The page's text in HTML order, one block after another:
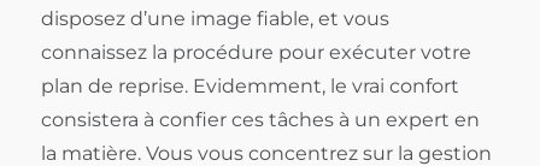
disposez d’une image fiable, et vous
connaissez la procédure pour exécuter votre
plan de reprise. Evidemment, le vrai confort
consistera à confier ces tâches à un expert en
la matière. Vous vous concentrez sur la gestion